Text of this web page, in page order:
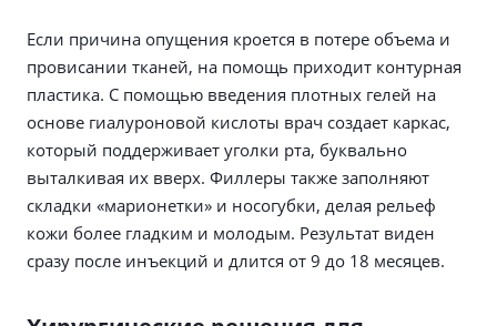
Если причина опущения кроется в потере объема и
провисании тканей, на помощь приходит контурная
пластика. С помощью введения плотных гелей на
основе гиалуроновой кислоты врач создает каркас,
который поддерживает уголки рта, буквально
выталкивая их вверх. Филлеры также заполняют
складки «марионетки» и носогубки, делая рельеф
кожи более гладким и молодым. Результат виден
сразу после инъекций и длится от 9 до 18 месяцев.